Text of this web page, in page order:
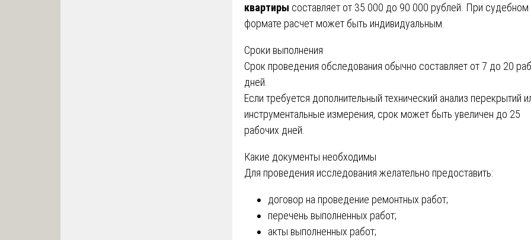
квартиры составляет от 35 000 до 90 000 рублей. При судебном
формате расчет может быть индивидуальным.
Сроки выполнения
Срок проведения обследования обычно составляет от 7 до 20
дней.
Если требуется дополнительный технический анализ перекрытий
инструментальные измерения, срок может быть увеличен до 25
рабочих дней.
Какие документы необходимы
Для проведения исследования желательно предоставить:
договор на проведение ремонтных работ;
перечень выполненных работ;
акты выполненных работ;